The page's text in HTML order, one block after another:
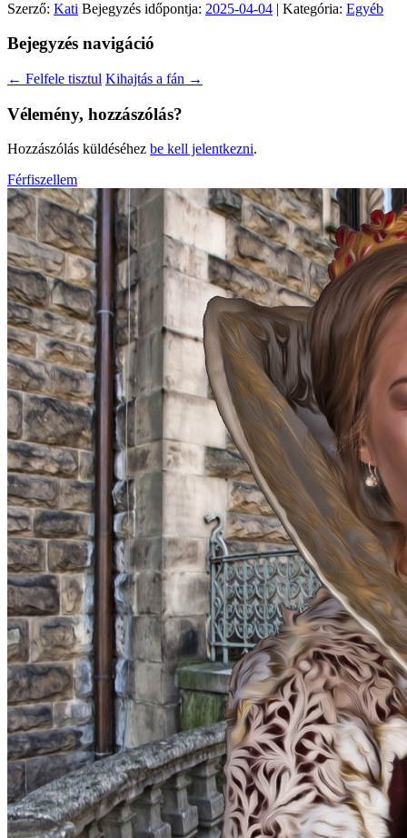
Szerző: Kati Bejegyzés időpontja: 2025-04-04 | Kategória: Egyéb
Bejegyzés navigáció
← Felfele tisztul Kihajtás a fán →
Vélemény, hozzászólás?
Hozzászólás küldéséhez be kell jelentkezni.
Férfiszellem